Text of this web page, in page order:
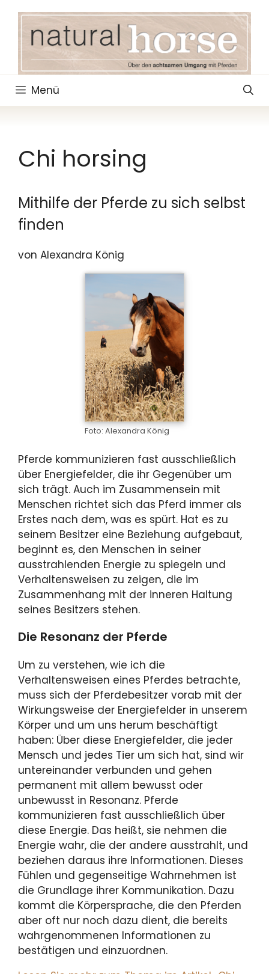
springen
Menü
Chi horsing
Mithilfe der Pferde zu sich selbst
finden
von Alexandra König
Foto: Alexandra König
Pferde kommunizieren fast ausschließlich
über Energiefelder, die ihr Gegenüber um
sich trägt. Auch im Zusammensein mit
Menschen richtet sich das Pferd immer als
Erstes nach dem, was es spürt. Hat es zu
seinem Besitzer eine Beziehung aufgebaut,
beginnt es, den Menschen in seiner
ausstrahlenden Energie zu spiegeln und
Verhaltensweisen zu zeigen, die im
Zusammenhang mit der inneren Haltung
seines Besitzers stehen.
Die Resonanz der Pferde
Um zu verstehen, wie ich die
Verhaltensweisen eines Pferdes betrachte,
muss sich der Pferdebesitzer vorab mit der
Wirkungsweise der Energiefelder in unserem
Körper und um uns herum beschäftigt
haben: Über diese Energiefelder, die jeder
Mensch und jedes Tier um sich hat, sind wir
untereinander verbunden und gehen
permanent mit allem bewusst oder
unbewusst in Resonanz. Pferde
kommunizieren fast ausschließlich über
diese Energie. Das heißt, sie nehmen die
Energie wahr, die der andere ausstrahlt, und
beziehen daraus ihre Informationen. Dieses
Fühlen und gegenseitige Wahrnehmen ist
die Grundlage ihrer Kommunikation. Dazu
kommt die Körpersprache, die den Pferden
aber oft nur noch dazu dient, die bereits
wahrgenommenen Informationen zu
bestätigen und einzuordnen.